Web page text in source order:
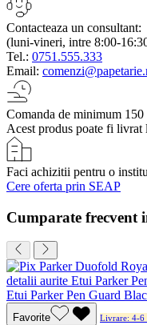
Contacteaza un consultant:
(luni-vineri, intre 8:00-
Tel.: 0751.555.333
Email:
Comanda de minimum
Acest produs poate fi livrat
Faci achizitii pentru o
Cere oferta prin SEAP
Cumparate frecvent
Etui Parker Pen Guard
Favorite Livrare: 4-6